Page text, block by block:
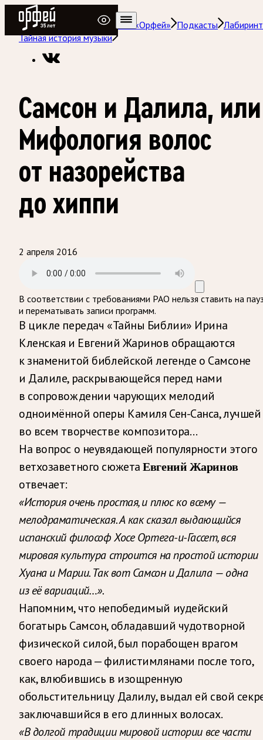
Радио Орфей
Радио классической музыки «Орфей» Подкасты
Тайная история музыки
Самсон и Далила, или
Мифология волос
от назорейства
до хиппи
2 апреля 2016
В соответствии с требованиями РАО нельзя ставить на
и перематывать записи программ.
В цикле передач «Тайны Библии» Ирина
Кленская и Евгений Жаринов обращаются
к знаменитой библейской легенде о Самсоне
и Далиле, раскрывающейся перед нами
в сопровождении чарующих мелодий
одноимённой оперы Камиля Сен-Санса, лучшей
во всем творчестве композитора…
На вопрос о неувядающей популярности этого
ветхозаветного сюжетаЕвгений Жаринов
отвечает:
«История очень простая, и плюс ко всему —
мелодраматическая. А как сказал выдающийся
испанский философ Хосе Ортега-и-Гассет, вся
мировая культура строится на простой истории
Хуана и Марии. Так вот Самсон и Далила — одна
из её вариаций…».
Напомним, что непобедимый иудейский
богатырь Самсон, обладавший чудотворной
физической силой, был порабощен врагом
своего народа — филистимлянами после того,
как, влюбившись в изощренную
обольстительницу Далилу, выдал ей свой
заключавшийся в его длинных волосах.
«В долгой традиции мировой истории все части